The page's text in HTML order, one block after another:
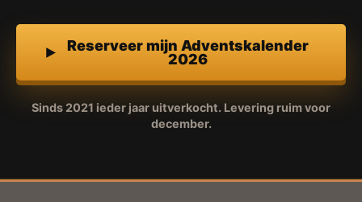
Reserveer mijn Adventskalender
2026
Sinds 2021 ieder jaar uitverkocht. Levering ruim voor
december.